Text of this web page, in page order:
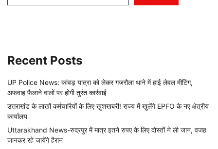
Recent Posts
UP Police News: कांवड़ यात्रा को लेकर गजरौला थाने में हाई लेवल मीटिंग,
अफवाह फैलाने वालों पर होगी तुरंत कार्रवाई
उत्तराखंड के लाखों कर्मचारियों के लिए खुशखबरी! राज्य में खुलेंगे EPFO के नए क्षेत्रीय
कार्यालय
Uttarakhand News-रुद्रपुर में मात्र इतने रुपए के लिए दोस्तों ने ली जान, वजह
जानकर रहे जायेंगे हैरान